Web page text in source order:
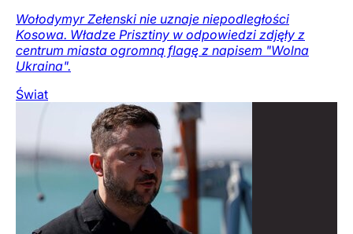
Wołodymyr Zełenski nie uznaje niepodległości
Kosowa. Władze Prisztiny w odpowiedzi zdjęły z
centrum miasta ogromną flagę z napisem "Wolna
Ukraina".
Świat